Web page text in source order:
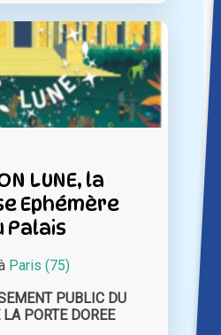
LUNE, la
Ephémère
Palais
Paris (75)
PUBLIC DU
PORTE DOREE